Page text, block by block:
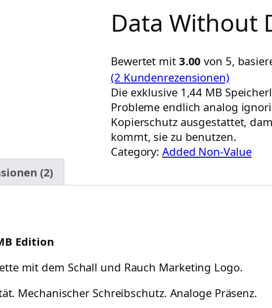
Data Without
Bewertet mit 3.00 von 5,
(2 Kundenrezensionen)
Die exklusive 1,44 MB
Probleme endlich analog
Kopierschutz ausgestattet,
kommt, sie zu benutzen.
Category:Added Non-Value
(2)
Edition
mit dem Schall und Rauch Marketing Logo.
Mechanischer Schreibschutz. Analoge Präsenz.